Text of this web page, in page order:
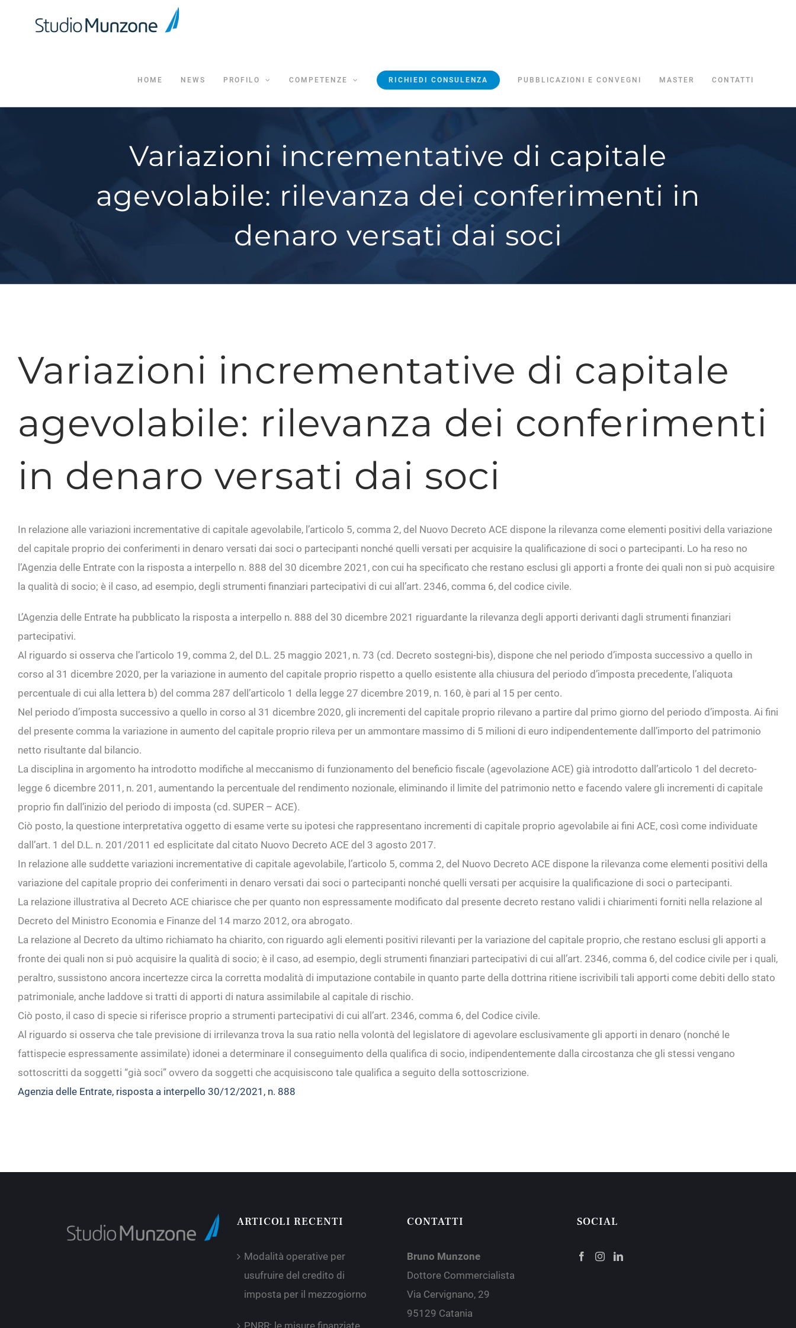
HOME NEWS PROFILO COMPETENZE RICHIEDI CONSULENZA PUBBLICAZIONI E CONVEGNI MASTER CONTATTI
Variazioni incrementative di capitale
agevolabile: rilevanza dei conferimenti in
denaro versati dai soci
Variazioni incrementative di capitale
agevolabile: rilevanza dei conferimenti
in denaro versati dai soci
In relazione alle variazioni incrementative di capitale agevolabile, l’articolo 5, comma 2, del Nuovo Decreto ACE dispone la rilevanza come elementi positivi della variazione
del capitale proprio dei conferimenti in denaro versati dai soci o partecipanti nonché quelli versati per acquisire la qualificazione di soci o partecipanti. Lo ha reso no
l’Agenzia delle Entrate con la risposta a interpello n. 888 del 30 dicembre 2021, con cui ha specificato che restano esclusi gli apporti a fronte dei quali non si può acquisire
la qualità di socio; è il caso, ad esempio, degli strumenti finanziari partecipativi di cui all’art. 2346, comma 6, del codice civile.
L’Agenzia delle Entrate ha pubblicato la risposta a interpello n. 888 del 30 dicembre 2021 riguardante la rilevanza degli apporti derivanti dagli strumenti finanziari
partecipativi.
Al riguardo si osserva che l’articolo 19, comma 2, del D.L. 25 maggio 2021, n. 73 (cd. Decreto sostegni-bis), dispone che nel periodo d’imposta successivo a quello in
corso al 31 dicembre 2020, per la variazione in aumento del capitale proprio rispetto a quello esistente alla chiusura del periodo d’imposta precedente, l’aliquota
percentuale di cui alla lettera b) del comma 287 dell’articolo 1 della legge 27 dicembre 2019, n. 160, è pari al 15 per cento.
Nel periodo d’imposta successivo a quello in corso al 31 dicembre 2020, gli incrementi del capitale proprio rilevano a partire dal primo giorno del periodo d’imposta. Ai fini
del presente comma la variazione in aumento del capitale proprio rileva per un ammontare massimo di 5 milioni di euro indipendentemente dall’importo del patrimonio
netto risultante dal bilancio.
La disciplina in argomento ha introdotto modifiche al meccanismo di funzionamento del beneficio fiscale (agevolazione ACE) già introdotto dall’articolo 1 del decreto-
legge 6 dicembre 2011, n. 201, aumentando la percentuale del rendimento nozionale, eliminando il limite del patrimonio netto e facendo valere gli incrementi di capitale
proprio fin dall’inizio del periodo di imposta (cd. SUPER – ACE).
Ciò posto, la questione interpretativa oggetto di esame verte su ipotesi che rappresentano incrementi di capitale proprio agevolabile ai fini ACE, così come individuate
dall’art. 1 del D.L. n. 201/2011 ed esplicitate dal citato Nuovo Decreto ACE del 3 agosto 2017.
In relazione alle suddette variazioni incrementative di capitale agevolabile, l’articolo 5, comma 2, del Nuovo Decreto ACE dispone la rilevanza come elementi positivi della
variazione del capitale proprio dei conferimenti in denaro versati dai soci o partecipanti nonché quelli versati per acquisire la qualificazione di soci o partecipanti.
La relazione illustrativa al Decreto ACE chiarisce che per quanto non espressamente modificato dal presente decreto restano validi i chiarimenti forniti nella relazione al
Decreto del Ministro Economia e Finanze del 14 marzo 2012, ora abrogato.
La relazione al Decreto da ultimo richiamato ha chiarito, con riguardo agli elementi positivi rilevanti per la variazione del capitale proprio, che restano esclusi gli apporti a
fronte dei quali non si può acquisire la qualità di socio; è il caso, ad esempio, degli strumenti finanziari partecipativi di cui all’art. 2346, comma 6, del codice civile per i quali,
peraltro, sussistono ancora incertezze circa la corretta modalità di imputazione contabile in quanto parte della dottrina ritiene iscrivibili tali apporti come debiti dello stato
patrimoniale, anche laddove si tratti di apporti di natura assimilabile al capitale di rischio.
Ciò posto, il caso di specie si riferisce proprio a strumenti partecipativi di cui all’art. 2346, comma 6, del Codice civile.
Al riguardo si osserva che tale previsione di irrilevanza trova la sua ratio nella volontà del legislatore di agevolare esclusivamente gli apporti in denaro (nonché le
fattispecie espressamente assimilate) idonei a determinare il conseguimento della qualifica di socio, indipendentemente dalla circostanza che gli stessi vengano
sottoscritti da soggetti “già soci” ovvero da soggetti che acquisiscono tale qualifica a seguito della sottoscrizione.
Agenzia delle Entrate, risposta a interpello 30/12/2021, n. 888
ARTICOLI RECENTI
Modalità operative per
usufruire del credito di
imposta per il mezzogiorno
PNRR: le misure finanziate
CONTATTI
Bruno Munzone
Dottore Commercialista
Via Cervignano, 29
95129 Catania
SOCIAL